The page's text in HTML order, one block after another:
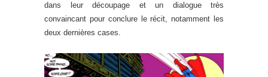
dans leur découpage et un dialogue très
convaincant pour conclure le récit, notamment les
deux dernières cases.